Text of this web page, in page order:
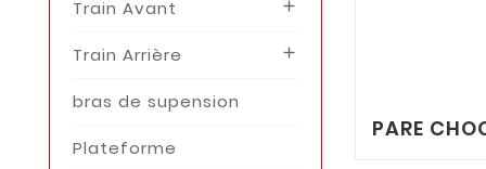
Train Avant 
Train Arrière 
bras de supension
Plateforme
PARE